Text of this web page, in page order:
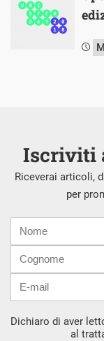
Iscriviti
Riceverai articoli,
per
mail
Dichiaro di aver
al